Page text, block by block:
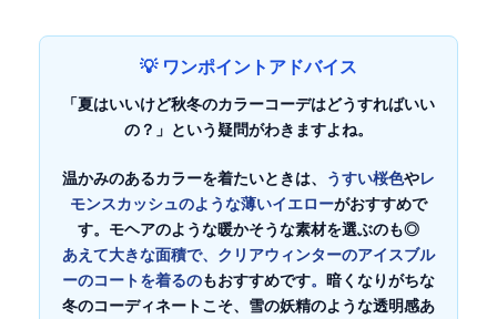
💡 ワンポイントアドバイス
「夏はいいけど秋冬のカラーコーデはどうすればいい
の？」という疑問がわきますよね。
温かみのあるカラーを着たいときは、 うすい桜色やレ
モンスカッシュのような薄いイエローがおすすめで
す。モヘアのような暖かそうな素材を選ぶのも◎
あえて大きな面積で、クリアウィンターのアイスブル
ーのコートを着るのもおすすめです。 暗くなりがちな
冬のコーディネートこそ、雪の妖精のような透明感あ